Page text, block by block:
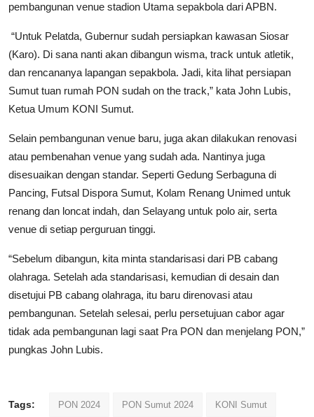
pembangunan venue stadion Utama sepakbola dari APBN.
“Untuk Pelatda, Gubernur sudah persiapkan kawasan Siosar
(Karo). Di sana nanti akan dibangun wisma, track untuk atletik,
dan rencananya lapangan sepakbola. Jadi, kita lihat persiapan
Sumut tuan rumah PON sudah on the track,” kata John Lubis,
Ketua Umum KONI Sumut.
Selain pembangunan venue baru, juga akan dilakukan renovasi
atau pembenahan venue yang sudah ada. Nantinya juga
disesuaikan dengan standar. Seperti Gedung Serbaguna di
Pancing, Futsal Dispora Sumut, Kolam Renang Unimed untuk
renang dan loncat indah, dan Selayang untuk polo air, serta
venue di setiap perguruan tinggi.
“Sebelum dibangun, kita minta standarisasi dari PB cabang
olahraga. Setelah ada standarisasi, kemudian di desain dan
disetujui PB cabang olahraga, itu baru direnovasi atau
pembangunan. Setelah selesai, perlu persetujuan cabor agar
tidak ada pembangunan lagi saat Pra PON dan menjelang PON,”
pungkas John Lubis.
Tags: PON 2024 PON Sumut 2024 KONI Sumut